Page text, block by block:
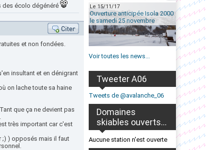
des écolo dégénéré
et non fondées.
insultant et en dénigrant
on lache toute sa haine
que ça ne devient pas
très important car c'est
;) ) opposés mais il faut
Le 15/11/17
Ouverture anticipée Isola 2000
le samedi 25 novembre
Voir toutes les news...
Tweeter A06
Tweets de @avalanche_06
Domaines
skiables ouverts...
Aucune station n'est ouverte